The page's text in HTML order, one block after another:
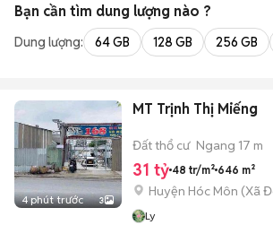
Bạn cần tìm dung lượng nào ?
Dung lượng: 64 GB 128 GB 256 GB
4 phút trước 3
MT Trịnh Thị Miếng
Đất thổ cư Ngang 17 m
31 tỷ 48 tr/m² 646 m²
Huyện Hóc Môn (Xã
Ly